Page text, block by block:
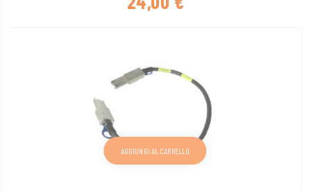
AGGIUNGI AL CARRELLO